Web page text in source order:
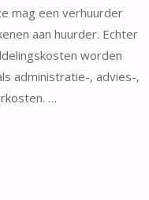
mag een verhuurder
aan huurder. Echter
worden
administratie-, advies-,
…